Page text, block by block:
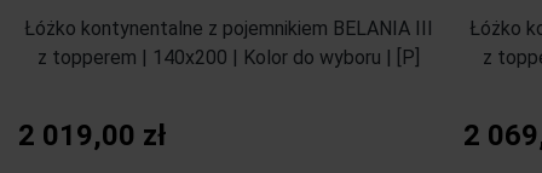
Łóżko kontynentalne z pojemnikiem BELANIA III
z topperem | 140x200 | Kolor do wyboru | [P]
2 019,00 zł
Łóżko
z
2